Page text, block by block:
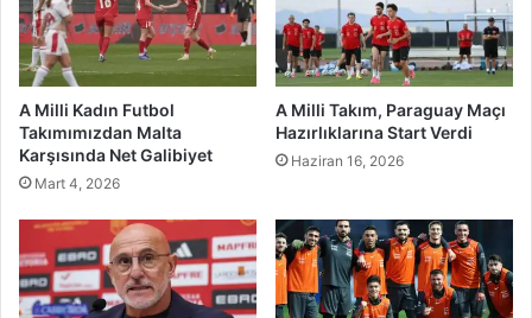
A Milli Kadın Futbol
Takımımızdan Malta
Karşısında Net Galibiyet
Mart 4, 2026
A Milli Takım, Paraguay Maçı
Hazırlıklarına Start Verdi
Haziran 16, 2026